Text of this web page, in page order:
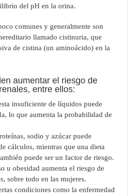
del pH en la orina.
comunes y generalmente son
llamado cistinuria, que
de cistina (un aminoácido) en la
aumentar el riesgo de
entre ellos:
insuficiente de líquidos puede
lo que aumenta la probabilidad de
sodio y azúcar puede
cálculos, mientras que una dieta
puede ser un factor de riesgo.
u obesidad aumenta el riesgo de
sobre todo en las mujeres.
condiciones como la enfermedad